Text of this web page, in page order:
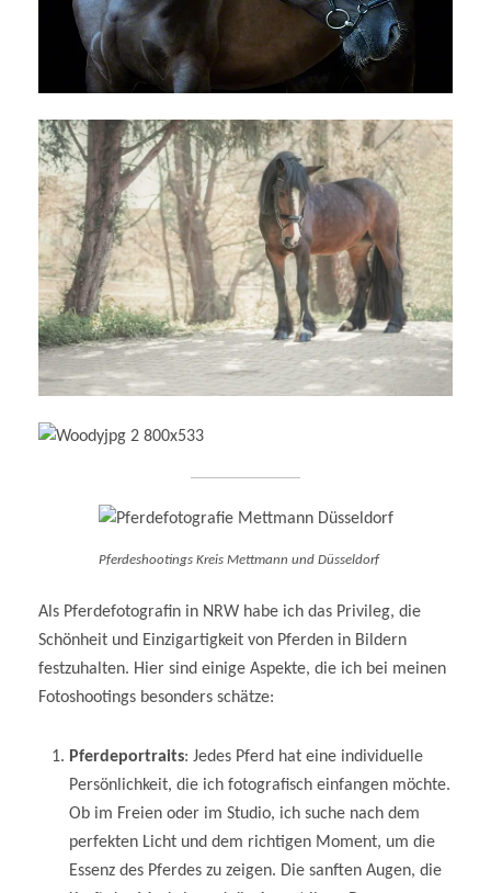
Pferdeshootings Kreis Mettmann und Düsseldorf
Als Pferdefotografin in NRW habe ich das Privileg, die
Schönheit und Einzigartigkeit von Pferden in Bildern
festzuhalten. Hier sind einige Aspekte, die ich bei meinen
Fotoshootings besonders schätze:
Pferdeportraits: Jedes Pferd hat eine individuelle
Persönlichkeit, die ich fotografisch einfangen möchte.
Ob im Freien oder im Studio, ich suche nach dem
perfekten Licht und dem richtigen Moment, um die
Essenz des Pferdes zu zeigen. Die sanften Augen, die